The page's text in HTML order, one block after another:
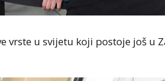
vrste u svijetu koji postoje još u